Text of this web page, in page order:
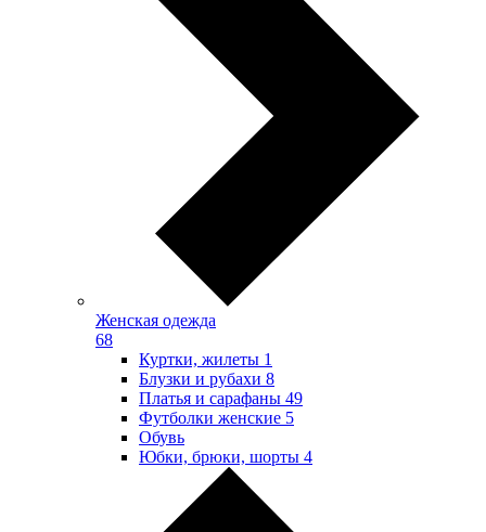
Женская одежда
68
Куртки, жилеты 1
Блузки и рубахи 8
Платья и сарафаны 49
Футболки женские 5
Обувь
Юбки, брюки, шорты 4